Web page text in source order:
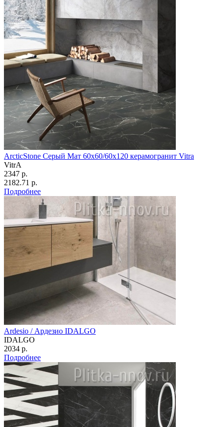
ArcticStone Серый Мат 60x60/60х120 керамогранит Vitra
VitrA
2347 р.
2182.71 р.
Подробнее
Ardesio / Ардезио IDALGO
IDALGO
2034 р.
Подробнее